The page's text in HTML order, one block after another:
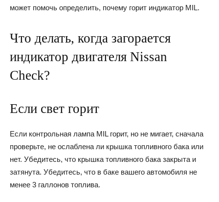
может помочь определить, почему горит индикатор MIL.
Что делать, когда загорается
индикатор двигателя Nissan
Check?
Если свет горит
Если контрольная лампа MIL горит, но не мигает, сначала
проверьте, не ослаблена ли крышка топливного бака или
нет. Убедитесь, что крышка топливного бака закрыта и
затянута. Убедитесь, что в баке вашего автомобиля не
менее 3 галлонов топлива.